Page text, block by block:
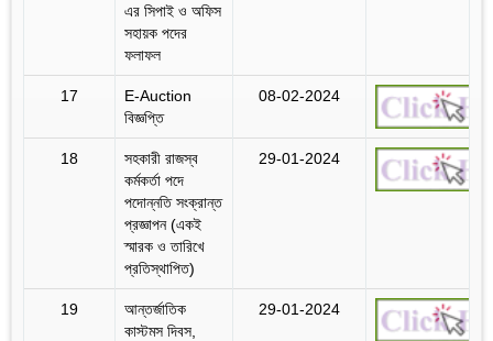
এর সিপাই ও অফিস
সহায়ক পদের
ফলাফল
17
E-Auction
বিজ্ঞপ্তি
08-02-2024
18
সহকারী রাজস্ব
কর্মকর্তা পদে
পদোন্নতি সংক্রান্ত
প্রজ্ঞাপন (একই
স্মারক ও তারিখে
প্রতিস্থাপিত)
29-01-2024
19
আন্তর্জাতিক
কাস্টমস দিবস,
29-01-2024